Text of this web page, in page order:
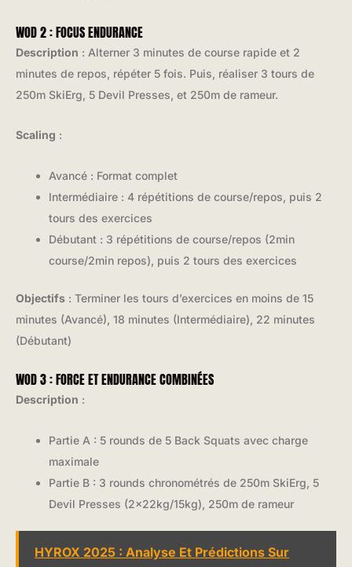
WOD 2 : FOCUS ENDURANCE
Description : Alterner 3 minutes de course rapide et 2
minutes de repos, répéter 5 fois. Puis, réaliser 3 tours de
250m SkiErg, 5 Devil Presses, et 250m de rameur.
Scaling :
Avancé : Format complet
Intermédiaire : 4 répétitions de course/repos, puis 2
tours des exercices
Débutant : 3 répétitions de course/repos (2min
course/2min repos), puis 2 tours des exercices
Objectifs : Terminer les tours d’exercices en moins de 15
minutes (Avancé), 18 minutes (Intermédiaire), 22 minutes
(Débutant)
WOD 3 : FORCE ET ENDURANCE COMBINÉES
Description :
Partie A : 5 rounds de 5 Back Squats avec charge
maximale
Partie B : 3 rounds chronométrés de 250m SkiErg, 5
Devil Presses (2x22kg/15kg), 250m de rameur
HYROX 2025 : Analyse Et Prédictions Sur